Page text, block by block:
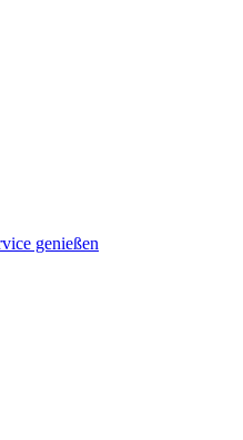
genießen